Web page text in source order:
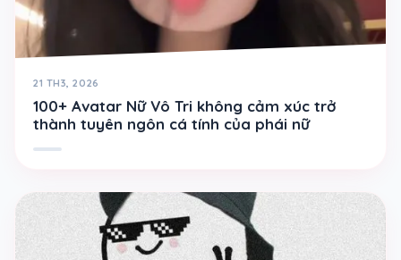
21 TH3, 2026
100+ Avatar Nữ Vô Tri không cảm xúc trở
thành tuyên ngôn cá tính của phái nữ